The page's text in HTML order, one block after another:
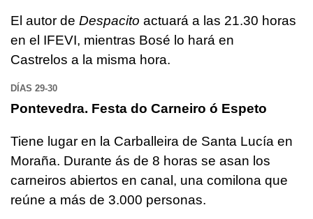
El autor de Despacito actuará a las 21.30 horas
en el IFEVI, mientras Bosé lo hará en
Castrelos a la misma hora.
DÍAS 29-30
Pontevedra. Festa do Carneiro ó Espeto
Tiene lugar en la Carballeira de Santa Lucía en
Moraña. Durante ás de 8 horas se asan los
carneiros abiertos en canal, una comilona que
reúne a más de 3.000 personas.